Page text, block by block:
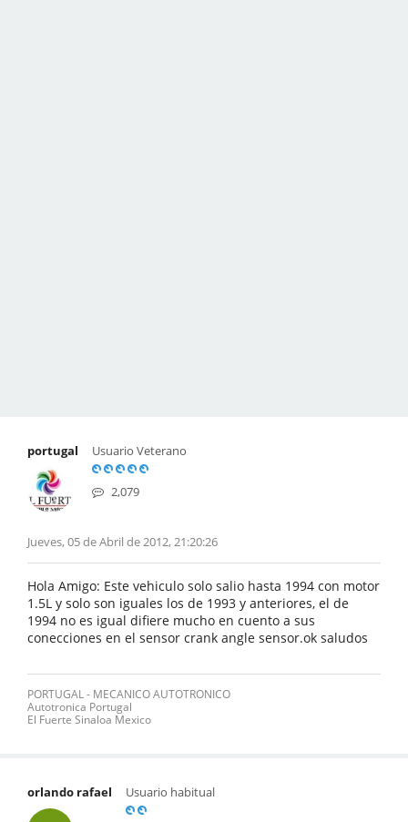
portugal Usuario Veterano
2,079
Jueves, 05 de Abril de 2012, 21:20:26
Hola Amigo: Este vehiculo solo salio hasta 1994 con motor
1.5L y solo son iguales los de 1993 y anteriores, el de
1994 no es igual difiere mucho en cuento a sus
conecciones en el sensor crank angle sensor.ok saludos
PORTUGAL - MECANICO AUTOTRONICO
Autotronica Portugal
El Fuerte Sinaloa Mexico
orlando rafael Usuario habitual